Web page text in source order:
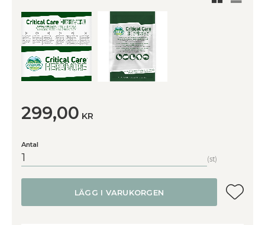
299,00 KR
Antal
st
LÄGG I VARUKORGEN Lägg